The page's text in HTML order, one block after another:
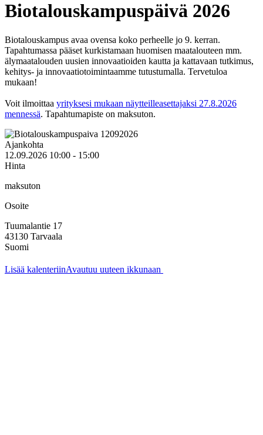
Biotalouskampuspäivä 2026
Biotalouskampus avaa ovensa koko perheelle jo 9. kerran.
Tapahtumassa pääset kurkistamaan huomisen maatalouteen mm.
älymaatalouden uusien innovaatioiden kautta ja kattavaan tutkimus,
kehitys- ja innovaatiotoimintaamme tutustumalla. Tervetuloa
mukaan!
Voit ilmoittaa yrityksesi mukaan näytteilleasettajaksi 27.8.2026
mennessä. Tapahtumapiste on maksuton.
Ajankohta
12.09.2026 10:00 - 15:00
Hinta
maksuton
Osoite
Tuumalantie 17
43130 Tarvaala
Suomi
Lisää kalenteriinAvautuu uuteen ikkunaan